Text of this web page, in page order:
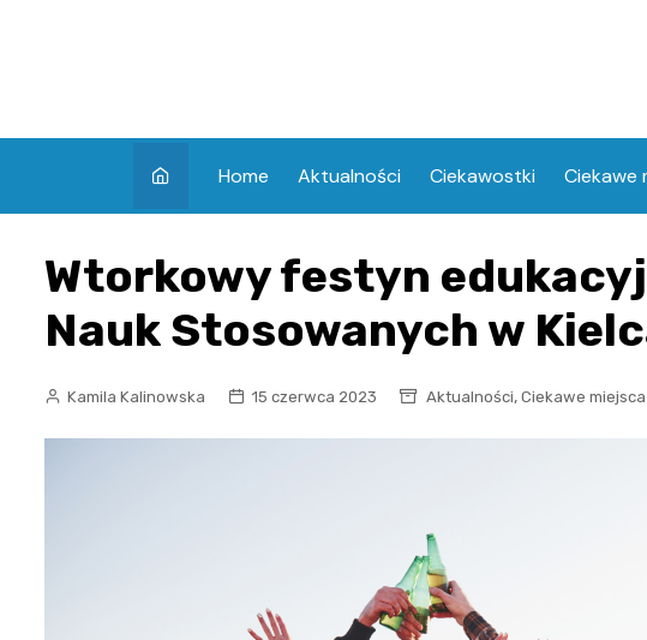
Home Aktualności Ciekawostki Ciekawe
Wtorkowy festyn
Nauk Stosowanych w
Kamila Kalinowska 15 czerwca 2023 Aktualności, Ciekawe miejsca